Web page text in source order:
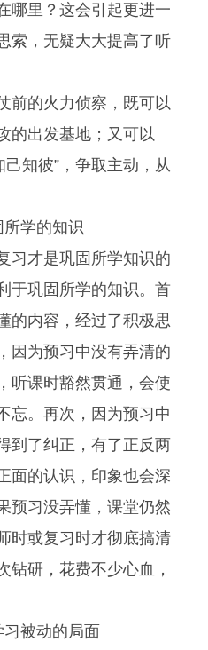
哪里？这会引起更进一
索，无疑大大提高了听
的火力侦察，既可以
的出发基地；又可以
己知彼”，争取主动，从
学的知识
才是巩固所学知识的
于巩固所学的知识。首
的内容，经过了积极思
因为预习中没有弄清的
听课时豁然贯通，会使
忘。再次，因为预习中
到了纠正，有了正反两
面的认识，印象也会深
预习没弄懂，课堂仍然
时或复习时才彻底搞清
钻研，花费不少心血，
被动的局面